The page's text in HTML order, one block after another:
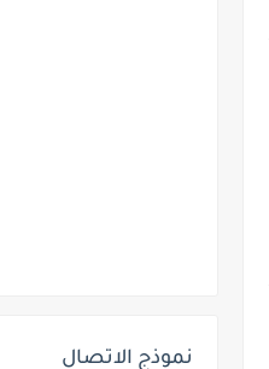
نموذج الاتصال